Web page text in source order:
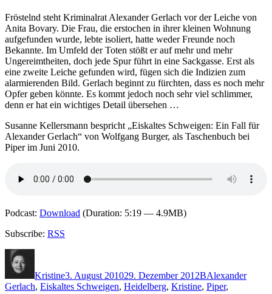
Ummenhofer
–
Giftpilz
Fröstelnd steht Kriminalrat Alexander Gerlach vor der Leiche von
Anita Bovary. Die Frau, die erstochen in ihrer kleinen Wohnung
aufgefunden wurde, lebte isoliert, hatte weder Freunde noch
Bekannte. Im Umfeld der Toten stößt er auf mehr und mehr
Ungereimtheiten, doch jede Spur führt in eine Sackgasse. Erst als
eine zweite Leiche gefunden wird, fügen sich die Indizien zum
alarmierenden Bild. Gerlach beginnt zu fürchten, dass es noch mehr
Opfer geben könnte. Es kommt jedoch noch sehr viel schlimmer,
denn er hat ein wichtiges Detail übersehen …
Susanne Kellersmann bespricht „Eiskaltes Schweigen: Ein Fall für
Alexander Gerlach“ von Wolfgang Burger, als Taschenbuch bei
Piper im Juni 2010.
Podcast: Download (Duration: 5:19 — 4.9MB)
Subscribe: RSS
Kristine3. August 201029. Dezember 2012BAlexander
Gerlach, Eiskaltes Schweigen, Heidelberg, Kristine, Piper,